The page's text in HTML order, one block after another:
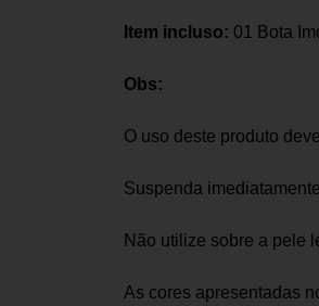
Item incluso: 01 Bota
Obs:
O uso deste produto
Suspenda
Não utilize sobre a pele
As cores apresentadas